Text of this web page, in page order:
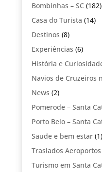
Bombinhas – SC (182)
Casa do Turista (14)
Destinos (8)
Experiências (6)
História e
Navios de Cruzeiros
News (2)
Pomerode – Santa
Porto Belo – Santa
Saude e bem estar(1)
Traslados
Turismo em Santa